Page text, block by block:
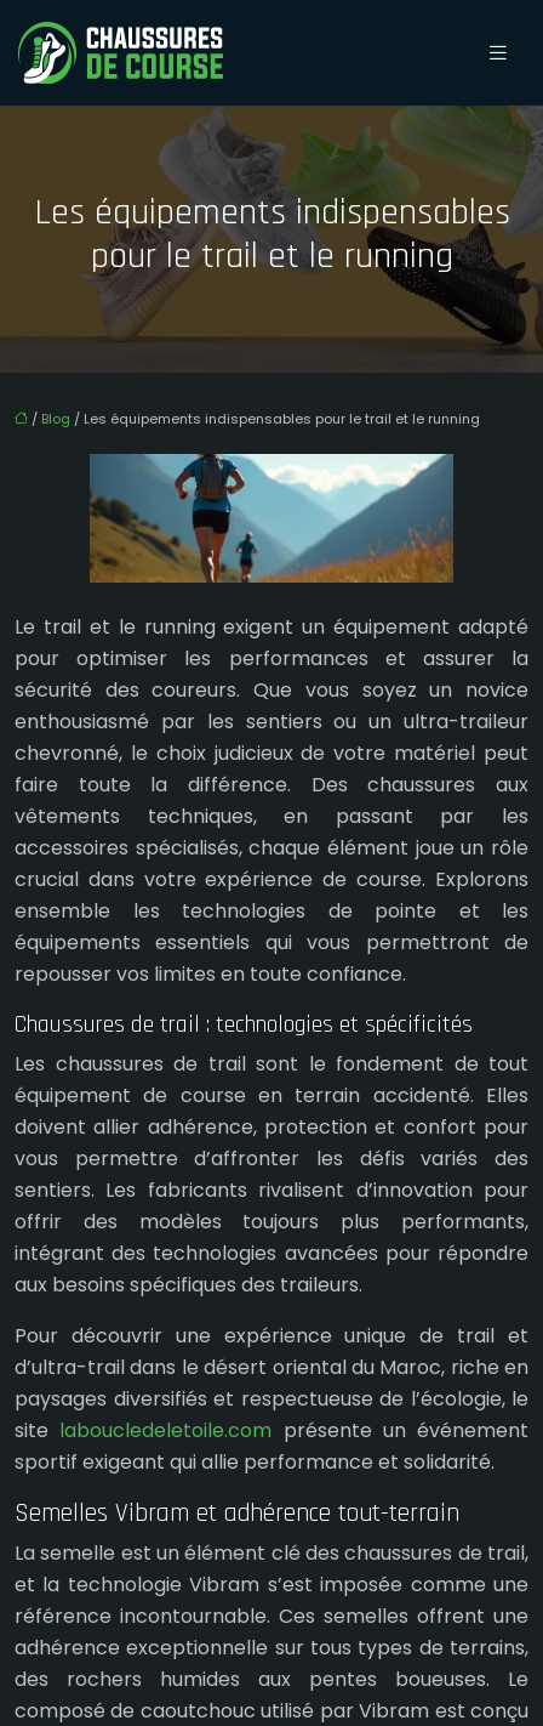
Les équipements indispensables
pour le trail et le running
/ Blog / Les équipements indispensables pour le trail et le running
Le trail et le running exigent un équipement adapté
pour optimiser les performances et assurer la
sécurité des coureurs. Que vous soyez un novice
enthousiasmé par les sentiers ou un ultra-traileur
chevronné, le choix judicieux de votre matériel peut
faire toute la différence. Des chaussures aux
vêtements techniques, en passant par les
accessoires spécialisés, chaque élément joue un rôle
crucial dans votre expérience de course. Explorons
ensemble les technologies de pointe et les
équipements essentiels qui vous permettront de
repousser vos limites en toute confiance.
Chaussures de trail : technologies et spécificités
Les chaussures de trail sont le fondement de tout
équipement de course en terrain accidenté. Elles
doivent allier adhérence, protection et confort pour
vous permettre d’affronter les défis variés des
sentiers. Les fabricants rivalisent d’innovation pour
offrir des modèles toujours plus performants,
intégrant des technologies avancées pour répondre
aux besoins spécifiques des traileurs.
Pour découvrir une expérience unique de trail et
d’ultra-trail dans le désert oriental du Maroc, riche en
paysages diversifiés et respectueuse de l’écologie, le
site laboucledeletoile.com présente un événement
sportif exigeant qui allie performance et solidarité.
Semelles Vibram et adhérence tout-terrain
La semelle est un élément clé des chaussures de trail,
et la technologie Vibram s’est imposée comme une
référence incontournable. Ces semelles offrent une
adhérence exceptionnelle sur tous types de terrains,
des rochers humides aux pentes boueuses. Le
composé de caoutchouc utilisé par Vibram est conçu